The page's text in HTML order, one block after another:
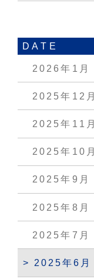
DATE
2026年1月
2025年12月
2025年11月
2025年10月
2025年9月
2025年8月
2025年7月
2025年6月